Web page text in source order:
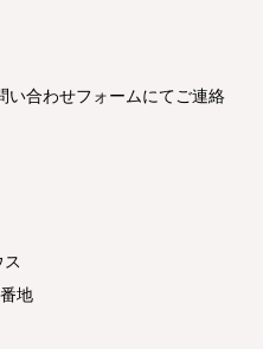
合わせフォームにてご連絡
地